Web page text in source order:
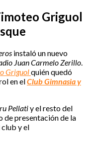
Griguol
instaló un nuevo
Juan Carmelo Zerillo
Griguolquién quedó
en elClub Gimnasia y
Pellatiy el resto del
de presentación de la
y el